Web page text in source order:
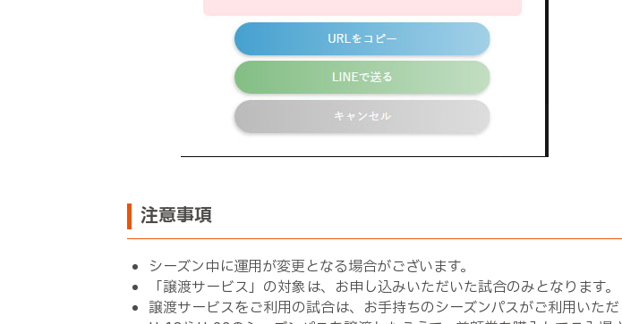
注意事項
シーズン中に運用が変更となる場合がございます。
「譲渡サービス」の対象は、お申し込みいただいた試合のみとなります。
譲渡サービスをご利用の試合は、お手持ちのシーズンパスがご利用いただ